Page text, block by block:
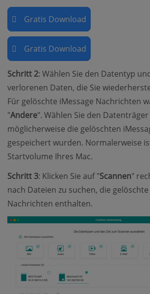
Gratis Download
Gratis Download
Schritt 2: Wählen Sie den Datentyp
verlorenen Daten, die Sie
Für gelöschte iMessage Nachrichten
"Andere". Wählen Sie den
möglicherweise die gelöschten
gespeichert wurden. Normalerweise
Startvolume Ihres Mac.
Schritt 3: Klicken Sie auf "Scannen"
nach Dateien zu suchen, die gelöschte
Nachrichten enthalten.